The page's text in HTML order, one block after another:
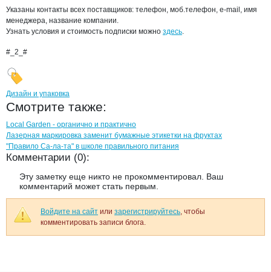
Указаны контакты всех поставщиков: телефон, моб.телефон, e-mail, имя
менеджера, название компании.
Узнать условия и стоимость подписки можно здесь.
#_2_#
Дизайн и упаковка
Смотрите также:
Local Garden - органично и практично
Лазерная маркировка заменит бумажные этикетки на фруктах
"Правило Са-ла-та" в школе правильного питания
Комментарии (0):
Эту заметку еще никто не прокомментировал. Ваш
комментарий может стать первым.
Войдите на сайт или зарегистрируйтесь, чтобы
комментировать записи блога.